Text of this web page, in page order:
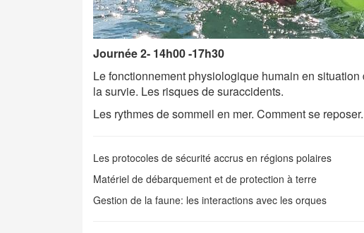
Journée 2- 14h00 -17h30
Le fonctionnement physiologique humain en
la survie. Les risques de suraccidents.
Les rythmes de sommeil en mer. Comment se
Les protocoles de sécurité accrus en régions polaires
Matériel de débarquement et de protection à terre
Gestion de la faune: les interactions avec les orques